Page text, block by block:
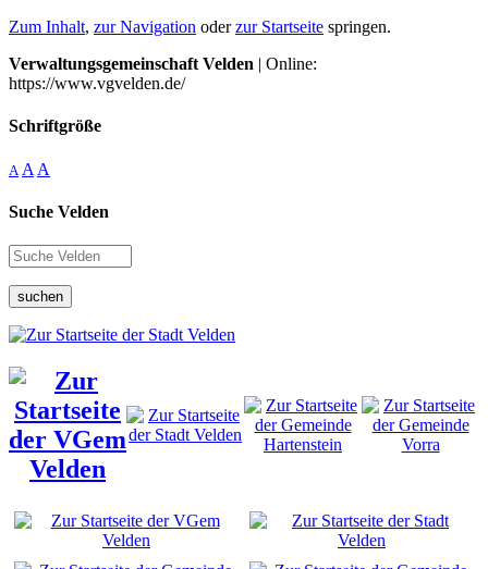
Zum Inhalt, zur Navigation oderzur Startseite springen.
Verwaltungsgemeinschaft Velden | Online:
https://www.vgvelden.de/
Schriftgröße
A A A
Suche Velden
suchen